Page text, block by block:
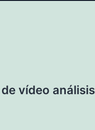
vídeo análisis